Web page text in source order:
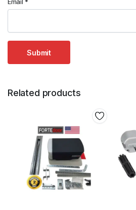
Related products